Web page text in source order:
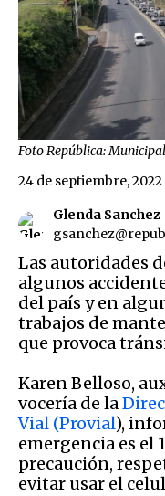
Foto República:
Glenda Sanchez
24 de septiembre, 2022
Las autoridades
algunos
del país y en
trabajos de
que provoca
Karen Belloso,
vocería de la
Vial (Provial),
emergencia es el
precaución,
evitar usar el